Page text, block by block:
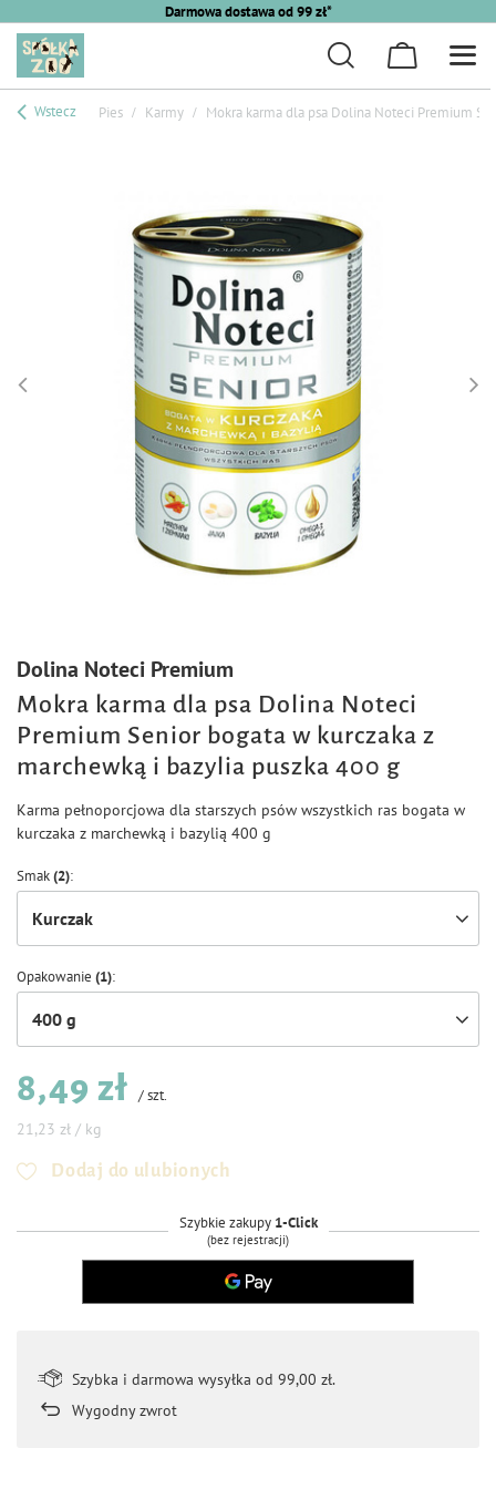
Darmowa dostawa od 99 zł*
Wstecz Pies Karmy Mokra karma dla psa Dolina Noteci Premium
Dolina Noteci Premium
Mokra karma dla psa Dolina Noteci
Premium Senior bogata w kurczaka z
marchewką i bazylia puszka 400 g
Karma pełnoporcjowa dla starszych psów wszystkich ras bogata w
kurczaka z marchewką i bazylią 400 g
Smak(2)
Kurczak
Opakowanie (1)
400 g
8,49 zł /szt.
21,23 zł / kg
Dodaj do ulubionych
Szybkie zakupy 1-Click
(bez rejestracji)
Szybka i darmowa wysyłka od 99,00 zł.
Wygodny zwrot